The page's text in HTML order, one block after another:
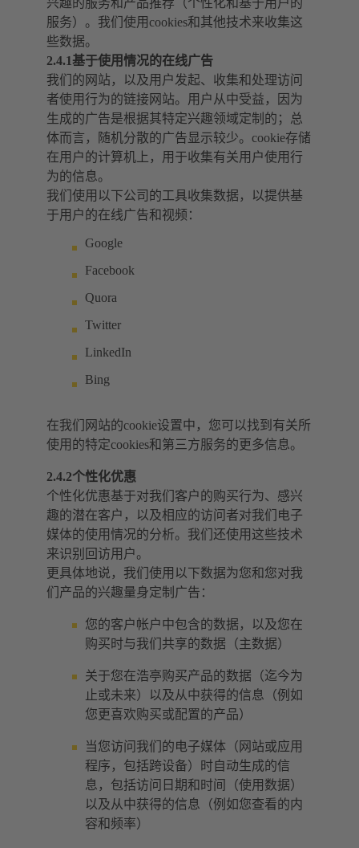
兴趣的服务和产品推荐（个性化和基于用户的
服务）。我们使用cookies和其他技术来收集这
些数据。
2.4.1基于使用情况的在线广告
我们的网站，以及用户发起、收集和处理访问
者使用行为的链接网站。用户从中受益，因为
生成的广告是根据其特定兴趣领域定制的；总
体而言，随机分散的广告显示较少。cookie存储
在用户的计算机上，用于收集有关用户使用行
为的信息。
我们使用以下公司的工具收集数据，以提供基
于用户的在线广告和视频：
Google
Facebook
Quora
Twitter
LinkedIn
Bing
在我们网站的cookie设置中，您可以找到有关所
使用的特定cookies和第三方服务的更多信息。
2.4.2个性化优惠
个性化优惠基于对我们客户的购买行为、感兴
趣的潜在客户，以及相应的访问者对我们电子
媒体的使用情况的分析。我们还使用这些技术
来识别回访用户。
更具体地说，我们使用以下数据为您和您对我
们产品的兴趣量身定制广告：
您的客户帐户中包含的数据，以及您在
购买时与我们共享的数据（主数据）
关于您在浩亭购买产品的数据（迄今为
止或未来）以及从中获得的信息（例如
您更喜欢购买或配置的产品）
当您访问我们的电子媒体（网站或应用
程序，包括跨设备）时自动生成的信
息，包括访问日期和时间（使用数据）
以及从中获得的信息（例如您查看的内
容和频率）